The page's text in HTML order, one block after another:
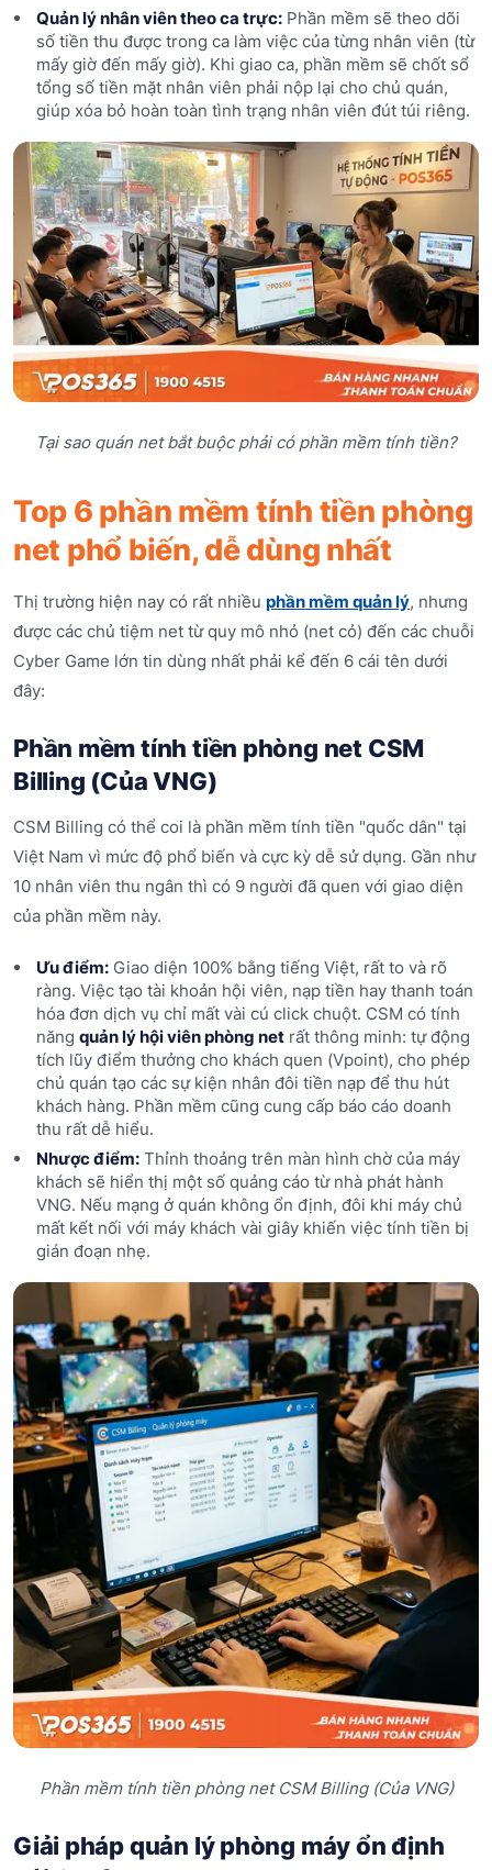
Quản lý nhân viên theo ca trực:Phần mềm sẽ theo dõi
số tiền thu được trong ca làm việc của từng nhân viên (từ
mấy giờ đến mấy giờ). Khi giao ca, phần mềm sẽ chốt sổ
tổng số tiền mặt nhân viên phải nộp lại cho chủ quán,
giúp xóa bỏ hoàn toàn tình trạng nhân viên đút túi riêng.
Tại sao quán net bắt buộc phải có phần mềm tính tiền?
Top 6 phần mềm tính tiền phòng
net phổ biến, dễ dùng nhất
Thị trường hiện nay có rất nhiều phần mềm quản lý, nhưng
được các chủ tiệm net từ quy mô nhỏ (net cỏ) đến các chuỗi
Cyber Game lớn tin dùng nhất phải kể đến 6 cái tên dưới
đây:
Phần mềm tính tiền phòng net CSM
Billing (Của VNG)
CSM Billing có thể coi là phần mềm tính tiền "quốc dân" tại
Việt Nam vì mức độ phổ biến và cực kỳ dễ sử dụng. Gần như
10 nhân viên thu ngân thì có 9 người đã quen với giao diện
của phần mềm này.
Ưu điểm:Giao diện 100% bằng tiếng Việt, rất to và rõ
ràng. Việc tạo tài khoản hội viên, nạp tiền hay thanh toán
hóa đơn dịch vụ chỉ mất vài cú click chuột. CSM có tính
năng quản lý hội viên phòng netrất thông minh: tự động
tích lũy điểm thưởng cho khách quen (Vpoint), cho phép
chủ quán tạo các sự kiện nhân đôi tiền nạp để thu hút
khách hàng. Phần mềm cũng cung cấp báo cáo doanh
thu rất dễ hiểu.
Nhược điểm:Thỉnh thoảng trên màn hình chờ của máy
khách sẽ hiển thị một số quảng cáo từ nhà phát hành
VNG. Nếu mạng ở quán không ổn định, đôi khi máy chủ
mất kết nối với máy khách vài giây khiến việc tính tiền bị
gián đoạn nhẹ.
Phần mềm tính tiền phòng net CSM Billing (Của VNG)
Giải pháp quản lý phòng máy ổn định